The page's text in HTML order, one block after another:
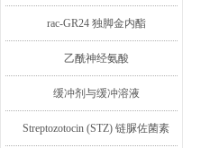
rac-GR24 独脚金内酯
乙酰神经氨酸
缓冲剂与缓冲溶液
Streptozotocin (STZ) 链脲佐菌素